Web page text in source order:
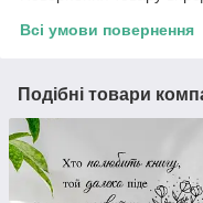
Всі умови повернення
Подібні товари